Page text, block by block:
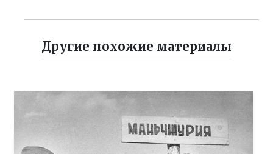
Другие похожие материалы